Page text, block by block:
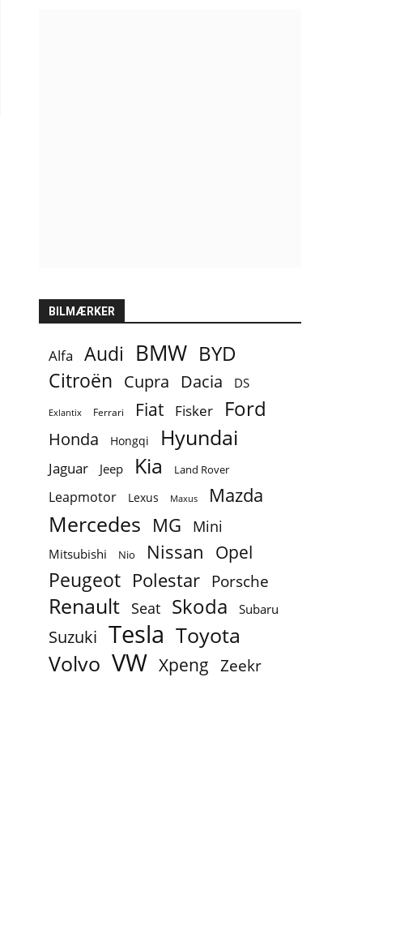
BILMÆRKER
Alfa Audi BMW BYD
Citroën Cupra Dacia DS
Exlantix Ferrari Fiat Fisker Ford
Honda Hongqi Hyundai
Jaguar Jeep Kia Land Rover
Leapmotor Lexus Maxus Mazda
Mercedes MG Mini
Mitsubishi Nio Nissan Opel
Peugeot Polestar Porsche
Renault Seat Skoda Subaru
Suzuki Tesla Toyota
Volvo VW Xpeng Zeekr